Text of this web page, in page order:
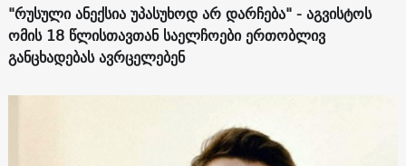
"რუსული ანექსია უპასუხოდ არ დარჩება" - აგვისტოს
ომის 18 წლისთავთან საელჩოები ერთობლივ
განცხადებას ავრცელებენ